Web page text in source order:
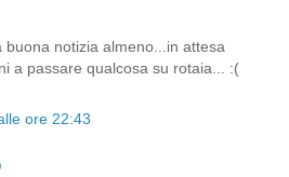
buona notizia almeno...in attesa
a passare qualcosa su rotaia... :(
ore 22:43